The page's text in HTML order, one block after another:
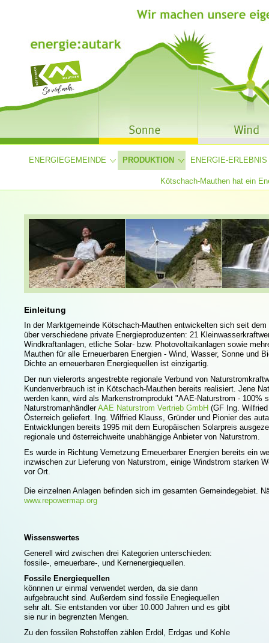
ENERGIEGEMEINDE PRODUKTION ENERGIE-ERLEBNIS
Kötschach-Mauthen hat ein
Einleitung
In der Marktgemeinde Kötschach-Mauthen entwickelten sich seit
über verschiedene private Energieproduzenten: 21
Windkraftanlagen, etliche Solar- bzw. Photovoltaikanlagen sowie
Mauthen für alle Erneuerbaren Energien - Wind, Wasser, Sonne und
Dichte an erneuerbaren Energiequellen ist einzigartig.
Der nun vielerorts angestrebte regionale Verbund von
Kundenverbrauch ist in Kötschach-Mauthen bereits realisiert. Jene
werden kann, wird als Markenstromprodukt "AAE-Naturstrom - 100%
NaturstromanhändlerAAE Naturstrom Vertrieb GmbH (GF Ing.
Österreich geliefert. Ing. Wilfried Klauss, Gründer und Pionier des
Entwicklungen bereits 1995 mit dem Europäischen Solarpreis
regionale und österreichweite unabhängige Anbieter von Naturstrom.
Es wurde in Richtung Vernetzung Erneuerbarer Energien bereits ein
inzwischen zur Lieferung von Naturstrom, einige Windstrom starken
vor Ort.
Die einzelnen Anlagen befinden sich im gesamten Gemeindegebiet.
www.repowermap.org
Wissenswertes
Generell wird zwischen drei Kategorien unterschieden:
fossile-, erneuerbare-, und Kernenergiequellen.
Fossile Energiequellen
könnnen ur einmal verwendet werden, da sie dann
aufgebraucht sind. Außerdem sind fossile Enegiequellen
sehr alt. Sie entstanden vor über 10.000 Jahren und es gibt
sie nur in begrenzten Mengen.
Zu den fossilen Rohstoffen zählen Erdöl, Erdgas und Kohle